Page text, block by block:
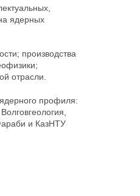
ядерных
производства
отрасли.
профиля:
и КазНТУ